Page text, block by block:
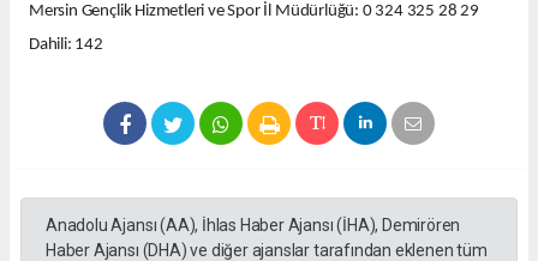
Mersin Gençlik Hizmetleri ve Spor İl Müdürlüğü: 0 324 325 28 29
Dahili: 142
Anadolu Ajansı (AA), İhlas Haber Ajansı (İHA), Demirören
Haber Ajansı (DHA) ve diğer ajanslar tarafından eklenen tüm